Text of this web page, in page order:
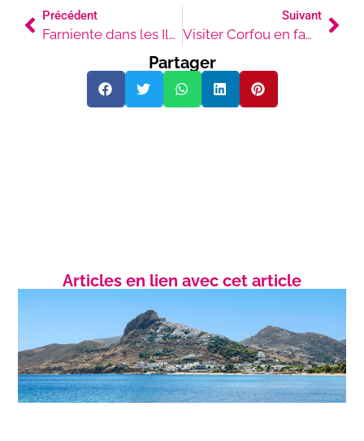
Précédent
Farniente dans les Iles Ioniennes
Suivant
Visiter Corfou en famille
Partager
Articles en lien avec cet article